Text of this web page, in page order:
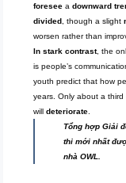
foresee adownward
divided , though a slight
worsen rather than
In stark contrast, the
is people’s
youth predict that how
years. Only about a
willdeteriorate
Tổng hợp Giải
thi mới nhất
nhà OWL.